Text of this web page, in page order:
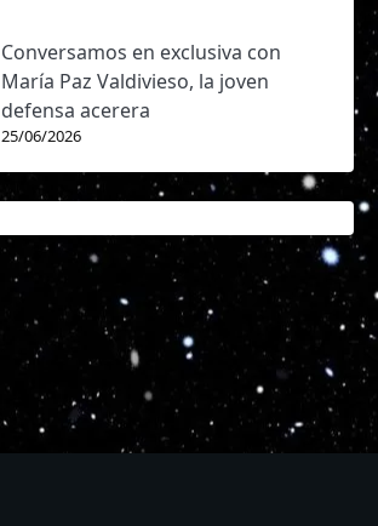
Conversamos en exclusiva con
María Paz Valdivieso, la joven
defensa acerera
25/06/2026